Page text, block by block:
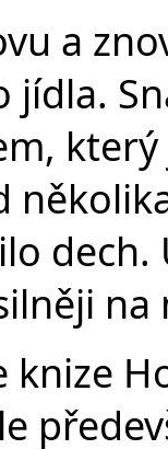
a
jídla.
na
knize